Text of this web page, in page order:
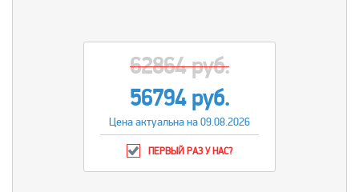
62864 руб.
56794 руб.
Цена актуальна на 09.08.2026
ПЕРВЫЙ РАЗ У НАС?